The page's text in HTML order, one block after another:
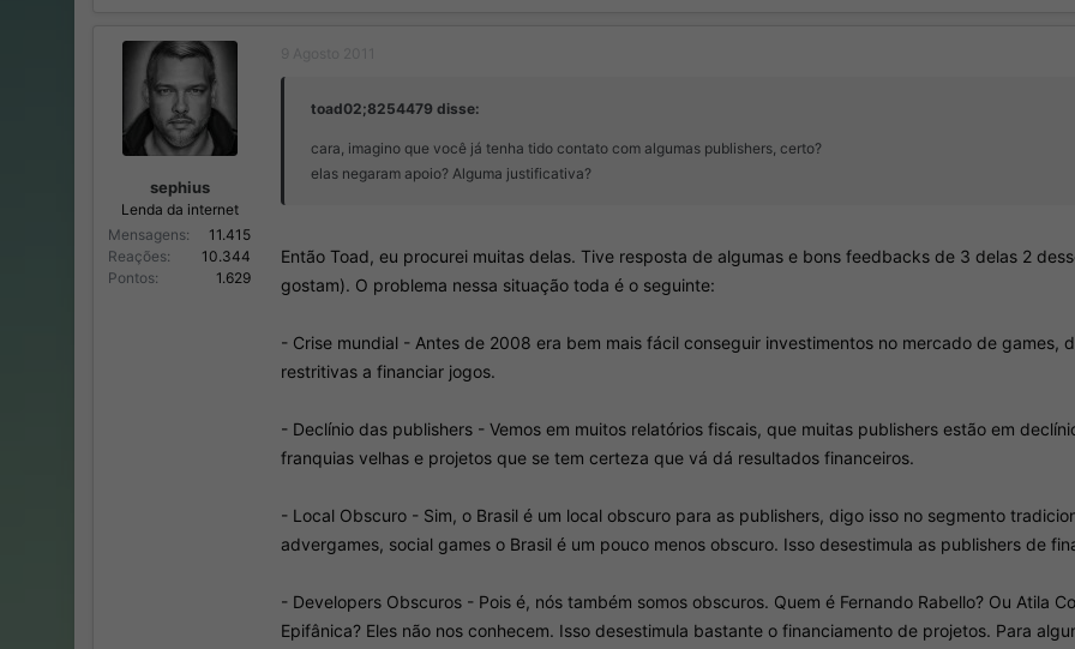
sephius
Lenda da internet
Mensagens
11.415
Reações
10.344
Pontos
1.629
toad02;8254479 disse:
cara, imagino que você já tenha tido contato com algumas publishers, certo?
elas negaram apoio? Alguma justificativa?
Então Toad, eu procurei muitas delas. Tive resposta de algumas e bons feedbacks de 3 delas 2
gostam). O problema nessa situação toda é o seguinte:
- Crise mundial - Antes de 2008 era bem mais fácil conseguir investimentos no mercado de games,
restritivas a financiar jogos.
- Declínio das publishers - Vemos em muitos relatórios fiscais, que muitas publishers estão em
franquias velhas e projetos que se tem certeza que vá dá resultados financeiros.
- Local Obscuro - Sim, o Brasil é um local obscuro para as publishers, digo isso no segmento
advergames, social games o Brasil é um pouco menos obscuro. Isso desestimula as publishers de
- Developers Obscuros - Pois é, nós também somos obscuros. Quem é Fernando Rabello? Ou Atila
Epifânica? Eles não nos conhecem. Isso desestimula bastante o financiamento de projetos. Para